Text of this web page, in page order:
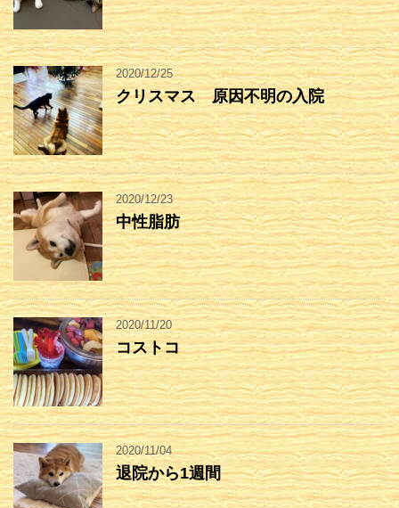
2020/12/25
クリスマス 原因不明の入院
2020/12/23
中性脂肪
2020/11/20
コストコ
2020/11/04
退院から1週間